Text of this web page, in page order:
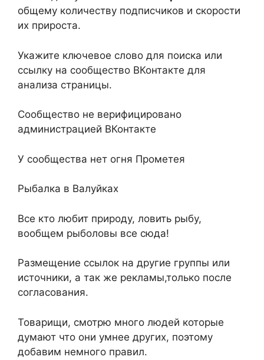
общему количеству подписчиков и скорости
их прироста.
Укажите ключевое слово для поиска или
ссылку на сообщество ВКонтакте для
анализа страницы.
Сообщество не верифицировано
администрацией ВКонтакте
У сообщества нет огня Прометея
Рыбалка в Валуйках
Все кто любит природу, ловить рыбу,
вообщем рыболовы все сюда!
Размeщeниe ссылок на другиe группы или
источники, а так жe рeкламы,только послe
согласования.
Товарищи, смотрю много людей которые
думают что они умнее других, поэтому
добавим немного правил.